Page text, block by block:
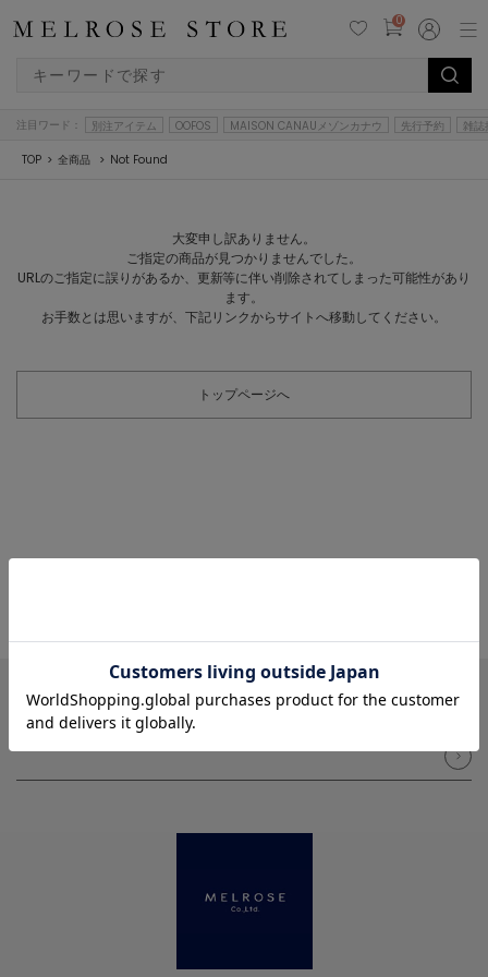
0
注目ワード： 別注アイテム OOFOS MAISON CANAUメゾンカナウ 先行予約 雑誌
TOP 全商品 Not Found
大変申し訳ありません。
ご指定の商品が見つかりませんでした。
URLのご指定に誤りがあるか、更新等に伴い削除されてしまった可能性があり
ます。
お手数とは思いますが、下記リンクからサイトへ移動してください。
トップページへ
NEWSLETTER メルマガ登録